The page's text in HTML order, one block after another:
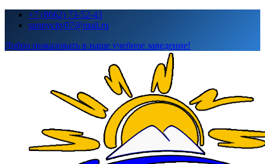
Перейти+7 (8662) 73-52-43
sunnycity07@mail.ru
Добро пожаловать в наше учебное заведение!